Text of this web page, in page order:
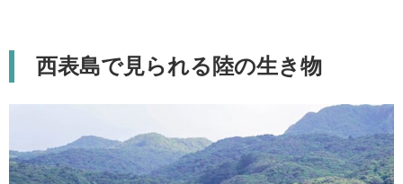
西表島で見られる陸の生き物